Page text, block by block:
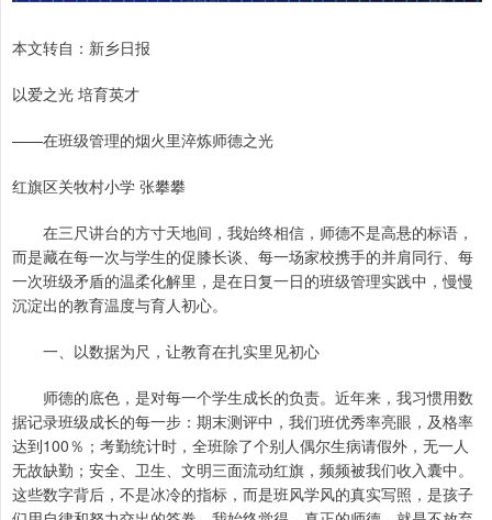
本文转自：新乡日报
以爱之光 培育英才
——在班级管理的烟火里淬炼师德之光
红旗区关牧村小学 张攀攀
在三尺讲台的方寸天地间，我始终相信，师德不是高悬的标语，
而是藏在每一次与学生的促膝长谈、每一场家校携手的并肩同行、每
一次班级矛盾的温柔化解里，是在日复一日的班级管理实践中，慢慢
沉淀出的教育温度与育人初心。
一、以数据为尺，让教育在扎实里见初心
师德的底色，是对每一个学生成长的负责。近年来，我习惯用数
据记录班级成长的每一步：期末测评中，我们班优秀率亮眼，及格率
达到100％；考勤统计时，全班除了个别人偶尔生病请假外，无一人
无故缺勤；安全、卫生、文明三面流动红旗，频频被我们收入囊中。
这些数字背后，不是冰冷的指标，而是班风学风的真实写照，是孩子